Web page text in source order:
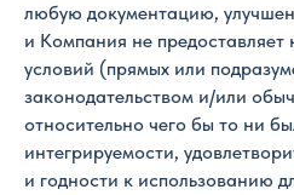
любую документацию,
и Компания не предоставляет
условий (прямых или
законодательством и/или
относительно чего бы то ни
интегрируемости,
и годности к использованию